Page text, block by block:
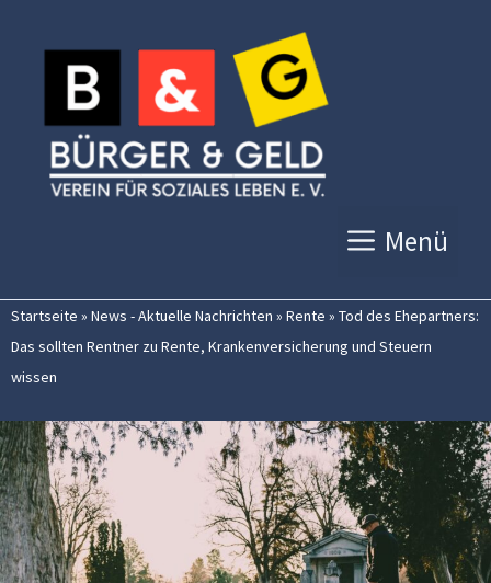
Inhalt
springen
Menü
Startseite » News - Aktuelle Nachrichten » Rente » Tod des Ehepartners:
Das sollten Rentner zu Rente, Krankenversicherung und Steuern
wissen